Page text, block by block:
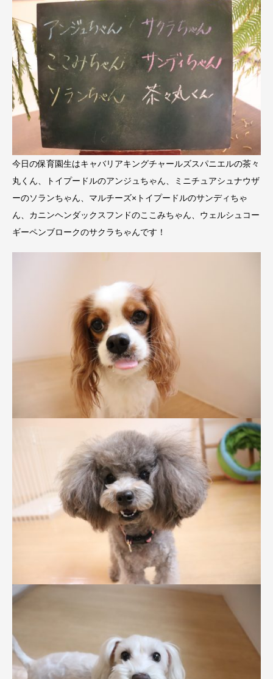
今日の保育園生はキャバリアキングチャールズスパニエルの茶々
丸くん、トイプードルのアンジュちゃん、ミニチュアシュナウザ
ーのソランちゃん、マルチーズ×トイプードルのサンディちゃ
ん、カニンヘンダックスフンドのここみちゃん、ウェルシュコー
ギーペンブロークのサクラちゃんです！